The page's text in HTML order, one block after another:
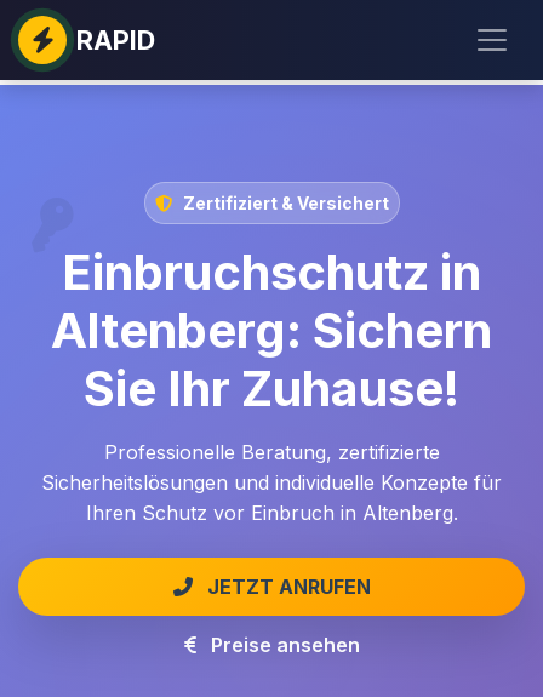
RAPID
Zertifiziert & Versichert
Einbruchschutz in
Altenberg: Sichern
Sie Ihr Zuhause!
Professionelle Beratung, zertifizierte
Sicherheitslösungen und individuelle Konzepte für
Ihren Schutz vor Einbruch in Altenberg.
JETZT ANRUFEN
Preise ansehen